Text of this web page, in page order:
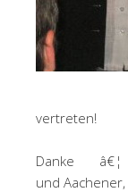
vertreten!
Danke â€¦
und